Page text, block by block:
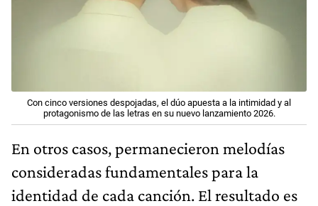
Con cinco versiones despojadas, el dúo apuesta a la intimidad y al
protagonismo de las letras en su nuevo lanzamiento 2026.
En otros casos, permanecieron melodías
consideradas fundamentales para la
identidad de cada canción. El resultado es